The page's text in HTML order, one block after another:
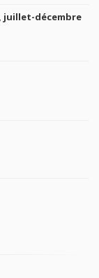
juillet-décembre